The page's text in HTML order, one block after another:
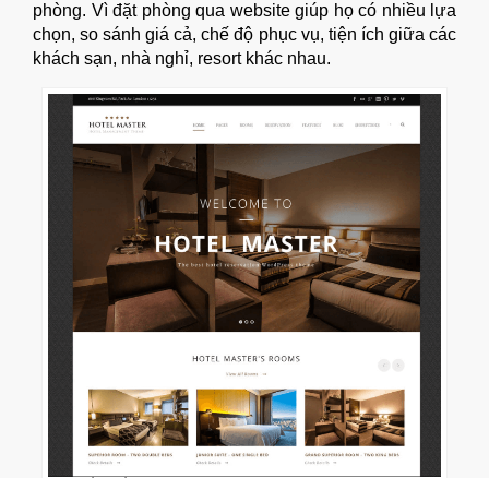
phòng. Vì đặt phòng qua website giúp họ có nhiều lựa
chọn, so sánh giá cả, chế độ phục vụ, tiện ích giữa các
khách sạn, nhà nghỉ, resort khác nhau.